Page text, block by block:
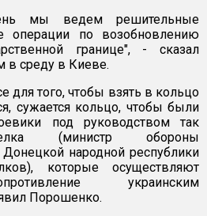
мы ведем решительные
операции по возобновлению
границе", - сказал
в среду в Киеве.
для того, чтобы взять в кольцо
сужается кольцо, чтобы были
под руководством так
(министр обороны
народной республики
которые осуществляют
украинским
Порошенко.